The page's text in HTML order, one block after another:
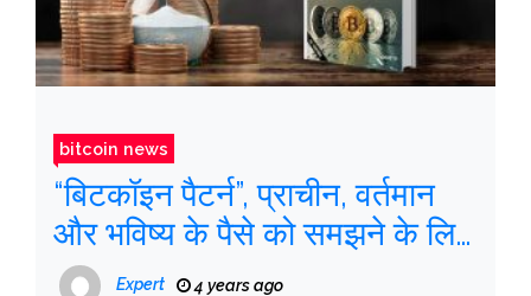
bitcoin news
“बिटकॉइन पैटर्न”, प्राचीन, वर्तमान
और भविष्य के पैसे को समझने के लिए
एक आदर्श पुस्तक
Expert 4 years ago